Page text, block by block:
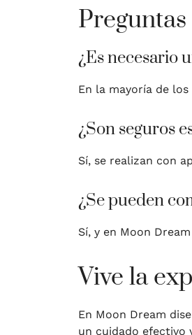
¿Es necesario
En la mayoría de
¿Son seguros
Sí, se realizan con
¿Se pueden
Sí, y en Moon
Vive la
En Moon Dream
un cuidado efectivo